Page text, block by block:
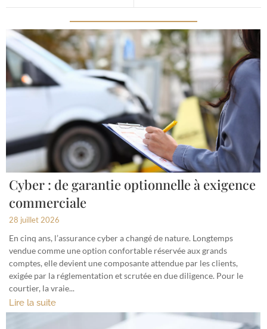
Cyber : de garantie optionnelle à exigence
commerciale
28 juillet 2026
En cinq ans, l’assurance cyber a changé de nature. Longtemps
vendue comme une option confortable réservée aux grands
comptes, elle devient une composante attendue par les clients,
exigée par la réglementation et scrutée en due diligence. Pour le
courtier, la vraie...
Lire la suite